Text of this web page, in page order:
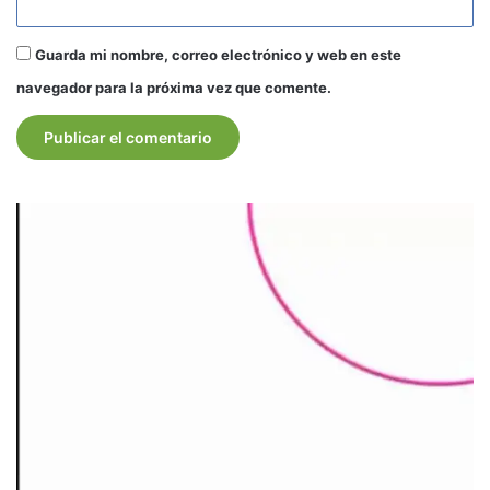
Guarda mi nombre, correo electrónico y web en este
navegador para la próxima vez que comente.